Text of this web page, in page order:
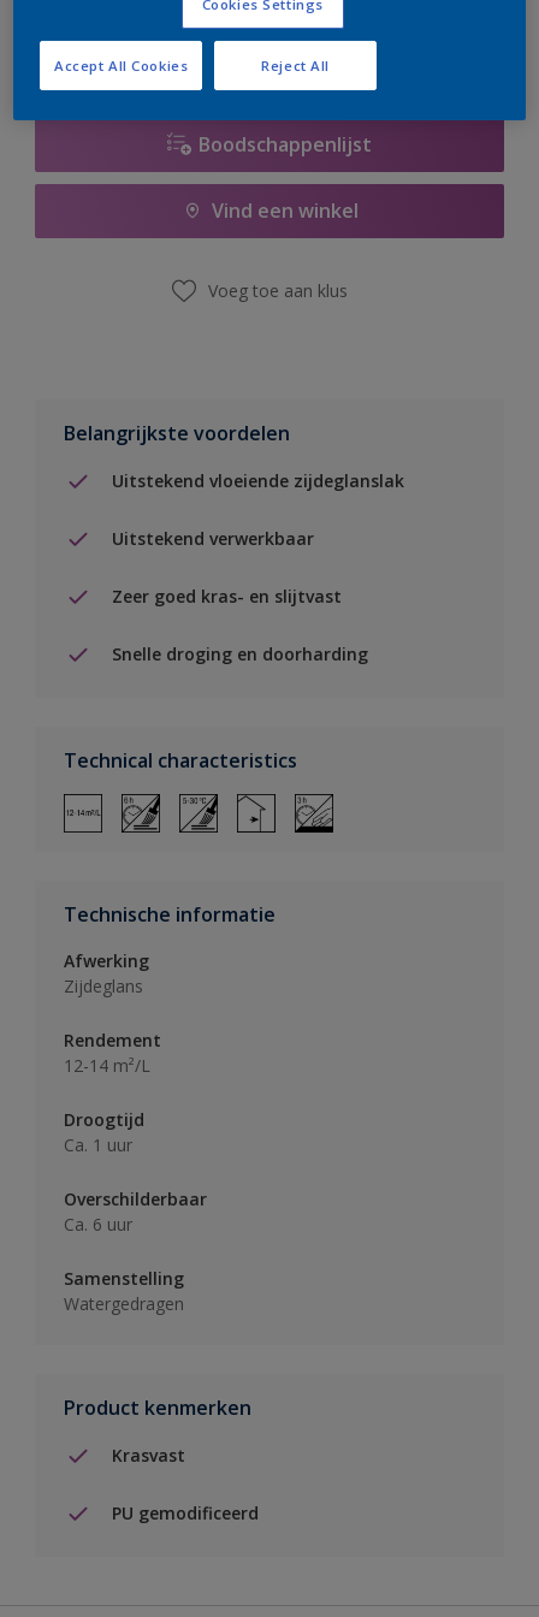
Boodschappenlijst
Vind een winkel
Voeg toe aan klus
Belangrijkste voordelen
Uitstekend vloeiende zijdeglanslak
Uitstekend verwerkbaar
Zeer goed kras- en slijtvast
Snelle droging en doorharding
Technical characteristics
Technische informatie
Afwerking
Zijdeglans
Rendement
12-14 m²/L
Droogtijd
Ca. 1 uur
Overschilderbaar
Ca. 6 uur
Samenstelling
Watergedragen
Product kenmerken
Krasvast
PU gemodificeerd
Cookies Settings
Reject All
Accept All Cookies